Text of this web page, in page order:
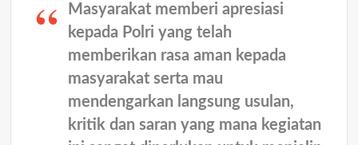
Masyarakat memberi apresiasi
kepada Polri yang telah
memberikan rasa aman kepada
masyarakat serta mau
mendengarkan langsung usulan,
kritik dan saran yang mana kegiatan